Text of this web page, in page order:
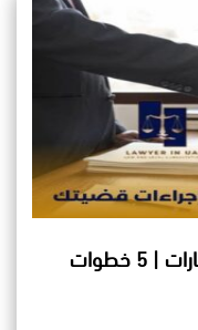
افضل محامي مخدرات في الامارات | 5 خطوات